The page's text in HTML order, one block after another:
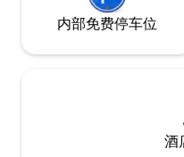
内部免费停车位
酒